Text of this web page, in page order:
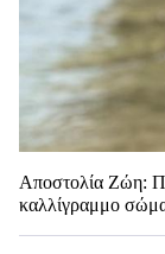
Αποστολία Ζώη:
καλλίγραμμο